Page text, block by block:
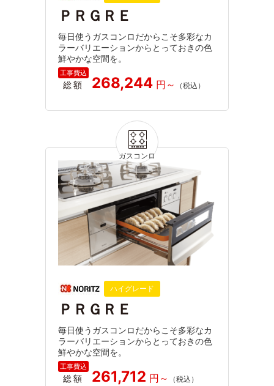
ＰＲＧＲＥ
毎日使うガスコンロだからこそ多彩なカ
ラーバリエーションからとっておきの色
鮮やかな空間を。
総額 268,244
ハイグレード
ＰＲＧＲＥ
毎日使うガスコンロだからこそ多彩なカ
ラーバリエーションからとっておきの色
鮮やかな空間を。
総額 261,712